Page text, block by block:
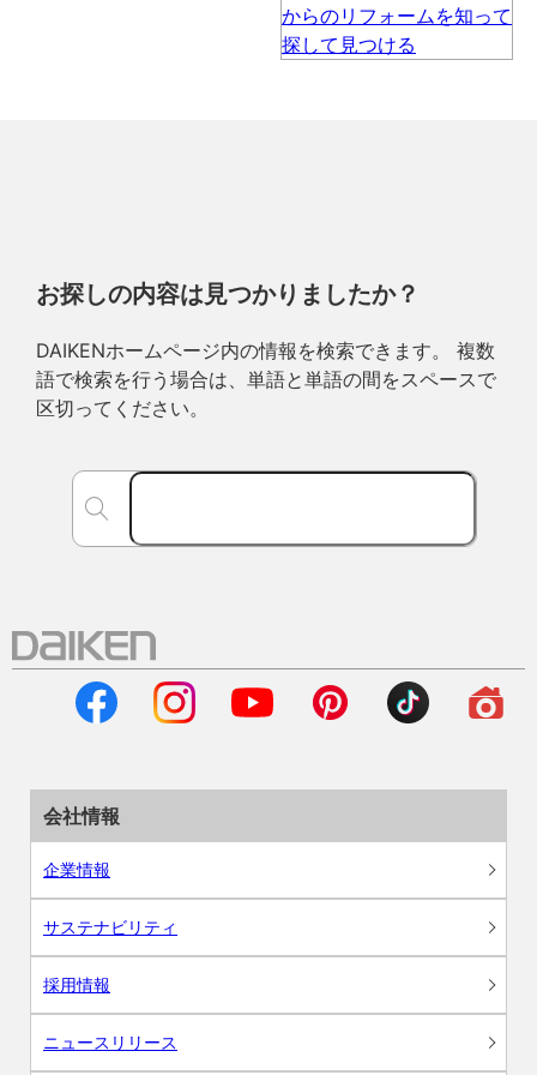
お探しの内容は見つかりましたか？
DAIKENホームページ内の情報を検索できます。 複数
語で検索を行う場合は、単語と単語の間をスペースで
区切ってください。
会社情報
企業情報
サステナビリティ
採用情報
ニュースリリース